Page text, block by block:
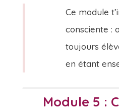
Ce module
consciente :
toujours
en étant
Module 5 :